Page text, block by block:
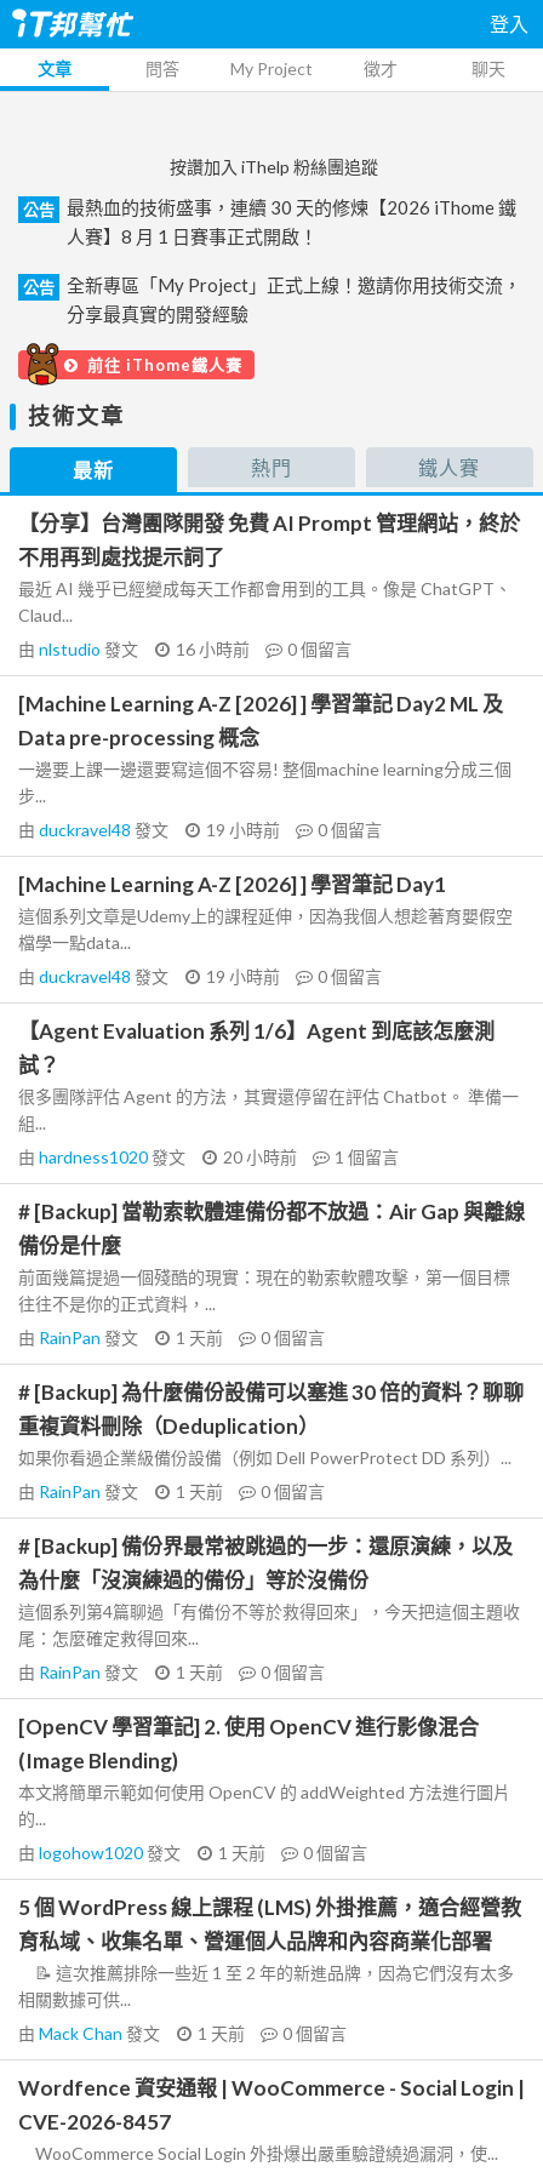
登入
文章 問答 My Project 徵才 聊天
按讚加入 iThelp 粉絲團追蹤
公告
最熱血的技術盛事，連續 30 天的修煉【2026 iThome 鐵
人賽】8 月 1 日賽事正式開啟！
公告
全新專區「My Project」正式上線！邀請你用技術交流，
分享最真實的開發經驗
前往 iThome鐵人賽
技術文章
最新 熱門 鐵人賽
【分享】台灣團隊開發 免費 AI Prompt 管理網站，終於
不用再到處找提示詞了
最近 AI 幾乎已經變成每天工作都會用到的工具。像是 ChatGPT、
Claud...
由 nlstudio 發文 16 小時前 0個留言
[Machine Learning A-Z [2026] ] 學習筆記 Day2 ML 及
Data pre-processing 概念
一邊要上課一邊還要寫這個不容易! 整個machine learning分成三個
步...
由 duckravel48 發文 19 小時前 0個留言
[Machine Learning A-Z [2026] ] 學習筆記 Day1
這個系列文章是Udemy上的課程延伸，因為我個人想趁著育嬰假空
檔學一點data...
由 duckravel48 發文 19 小時前 0個留言
【Agent Evaluation 系列 1/6】Agent 到底該怎麼測
試？
很多團隊評估 Agent 的方法，其實還停留在評估 Chatbot。 準備一
組...
由 hardness1020發文 20 小時前 1 個留言
# [Backup] 當勒索軟體連備份都不放過：Air Gap 與離線
備份是什麼
前面幾篇提過一個殘酷的現實：現在的勒索軟體攻擊，第一個目標
往往不是你的正式資料，...
由 RainPan 發文 1 天前 0個留言
# [Backup] 為什麼備份設備可以塞進 30 倍的資料？聊聊
重複資料刪除（Deduplication）
如果你看過企業級備份設備（例如 Dell PowerProtect DD 系列）...
由 RainPan 發文 1 天前 0個留言
# [Backup] 備份界最常被跳過的一步：還原演練，以及
為什麼「沒演練過的備份」等於沒備份
這個系列第4篇聊過「有備份不等於救得回來」，今天把這個主題收
尾：怎麼確定救得回來...
由 RainPan 發文 1 天前 0個留言
[OpenCV 學習筆記] 2. 使用 OpenCV 進行影像混合
(Image Blending)
本文將簡單示範如何使用 OpenCV 的 addWeighted 方法進行圖片
的...
由 logohow1020發文 1 天前 0個留言
5 個 WordPress 線上課程 (LMS) 外掛推薦，適合經營教
育私域、收集名單、營運個人品牌和內容商業化部署
📝 這次推薦排除一些近 1 至 2 年的新進品牌，因為它們沒有太多
相關數據可供...
由 Mack Chan 發文 1 天前 0個留言
Wordfence 資安通報 | WooCommerce - Social Login |
CVE-2026-8457
WooCommerce Social Login 外掛爆出嚴重驗證繞過漏洞，使...